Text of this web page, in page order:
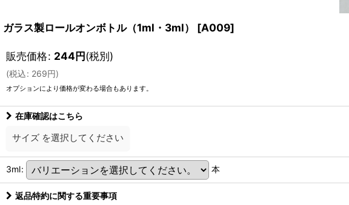
ガラス製ロールオンボトル（1ml・3ml） [A009]
販売価格: 244円(税別)
(税込: 269円)
オプションにより価格が変わる場合もあります。
在庫確認はこちら
サイズ を選択してください
3ml: 本
返品特約に関する重要事項